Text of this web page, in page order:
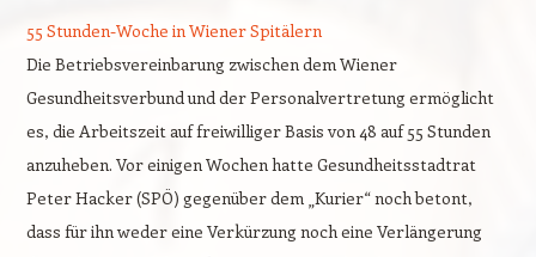
55 Stunden-Woche in Wiener Spitälern
Die Betriebsvereinbarung zwischen dem Wiener
Gesundheitsverbund und der Personalvertretung ermöglicht
es, die Arbeitszeit auf freiwilliger Basis von 48 auf 55 Stunden
anzuheben. Vor einigen Wochen hatte Gesundheitsstadtrat
Peter Hacker (SPÖ) gegenüber dem „Kurier“ noch betont,
dass für ihn weder eine Verkürzung noch eine Verlängerung